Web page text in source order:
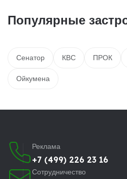
Популярные
Сенатор КВС ПРОК
Ойкумена
Реклама
+7 (499) 226 23 16
Сотрудничество